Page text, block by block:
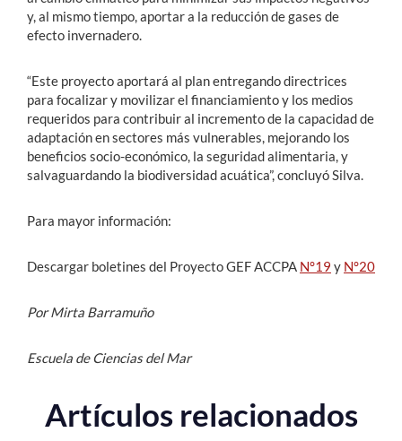
y, al mismo tiempo, aportar a la reducción de gases de
efecto invernadero.
“Este proyecto aportará al plan entregando directrices
para focalizar y movilizar el financiamiento y los medios
requeridos para contribuir al incremento de la capacidad de
adaptación en sectores más vulnerables, mejorando los
beneficios socio-económico, la seguridad alimentaria, y
salvaguardando la biodiversidad acuática”, concluyó Silva.
Para mayor información:
Descargar boletines del Proyecto GEF ACCPA N°19 y N°20
Por Mirta Barramuño
Escuela de Ciencias del Mar
Artículos relacionados